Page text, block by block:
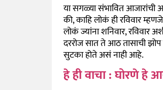
या सगळ्या संभावित आजारांची
की, काहि लोकं ही रविवार
लोकं ज्यांना शनिवार, रविवार
दररोज सात ते आठ तासाची
सुटका होते असं नाही आहे.
हे ही वाचा : घोरणे